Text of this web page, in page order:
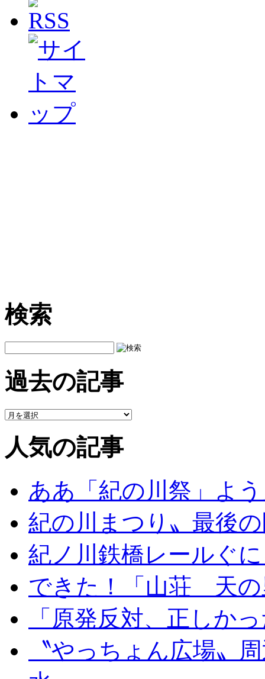
検索
過去の記事
人気の記事
ああ「紀の川祭」よ
紀の川まつり〟最後
紀ノ川鉄橋レールぐ
できた！「山荘 天の
「原発反対、正しか
〝やっちょん広場〟